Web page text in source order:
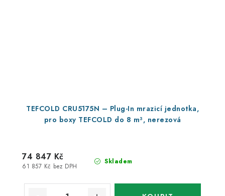
TEFCOLD CRU5175N – Plug-In mrazicí jednotka,
pro boxy TEFCOLD do 8 m³, nerezová
Skladem
61 857 Kč bez DPH
74 847 Kč